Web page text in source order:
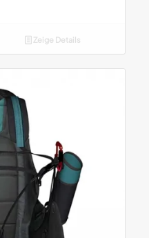
Zeige Details